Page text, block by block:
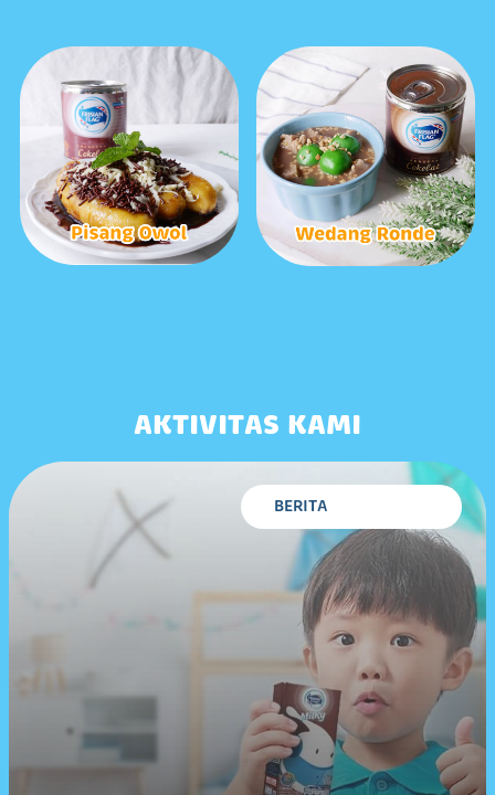
AKTIVITAS KAMI
BERITA